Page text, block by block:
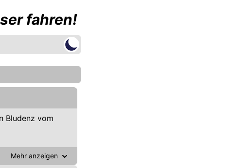
fahren!
Bludenz vom
Mehr anzeigen